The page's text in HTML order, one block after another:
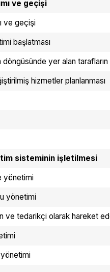
ve geçişi
ve geçişi
başlatması
yer alan
hizmetler planlanması
sisteminin işletilmesi
yönetimi
yönetimi
ve tedarikçi olarak hareket